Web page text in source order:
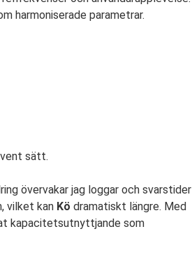
harmoniserade parametrar.
sätt.
övervakar jag loggar och svarstider
vilket kan Kö dramatiskt längre. Med
kapacitetsutnyttjande som